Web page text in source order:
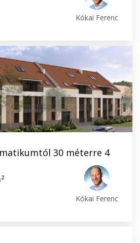
Kókai Ferenc
30 méterre 4
2
Kókai Ferenc